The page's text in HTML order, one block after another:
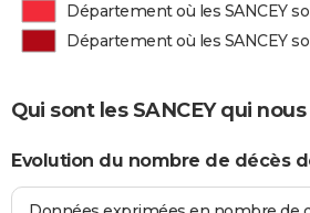
Département où les SANCEY
Département où les SANCEY
Qui sont les SANCEY qui
Evolution du nombre de décès